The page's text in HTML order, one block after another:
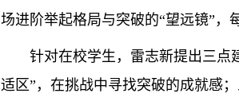
场进阶举起格局与突破的“望远镜”
针对在校学生，雷志新提出三点
适区” ，在挑战中寻找突破的成就感